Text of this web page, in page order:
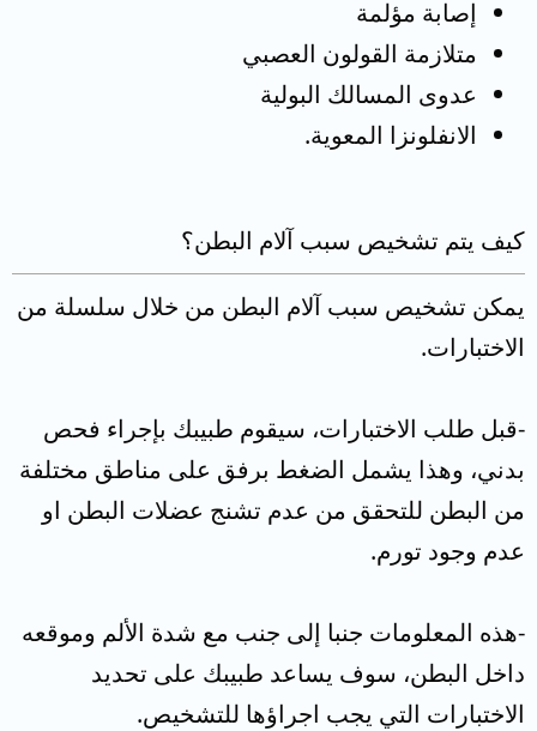
إصابة مؤلمة
متلازمة القولون العصبي
عدوى المسالك البولية
الانفلونزا المعوية.
كيف يتم تشخيص سبب آلام البطن؟
يمكن تشخيص سبب آلام البطن من خلال سلسلة من
الاختبارات.
-قبل طلب الاختبارات، سيقوم طبيبك بإجراء فحص
بدني، وهذا يشمل الضغط برفق على مناطق مختلفة
من البطن للتحقق من عدم تشنج عضلات البطن او
عدم وجود تورم.
-هذه المعلومات جنبا إلى جنب مع شدة الألم وموقعه
داخل البطن، سوف يساعد طبيبك على تحديد
الاختبارات التي يجب اجراؤها للتشخيص.